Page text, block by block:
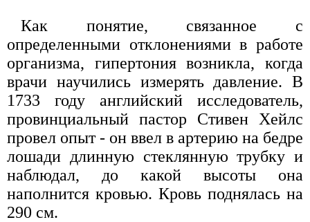
Как понятие, связанное с
определенными отклонениями в работе
организма, гипертония возникла, когда
врачи научились измерять давление. В
1733 году английский исследователь,
провинциальный пастор Стивен Хейлс
провел опыт - он ввел в артерию на бедре
лошади длинную стеклянную трубку и
наблюдал, до какой высоты она
наполнится кровью. Кровь поднялась на
290 см.